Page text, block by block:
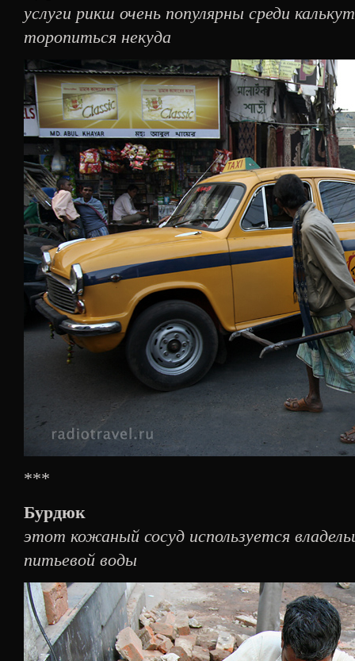
услуги рикш очень популярны среди
торопиться некуда
***
Бурдюк
этот кожаный сосуд используется
питьевой воды